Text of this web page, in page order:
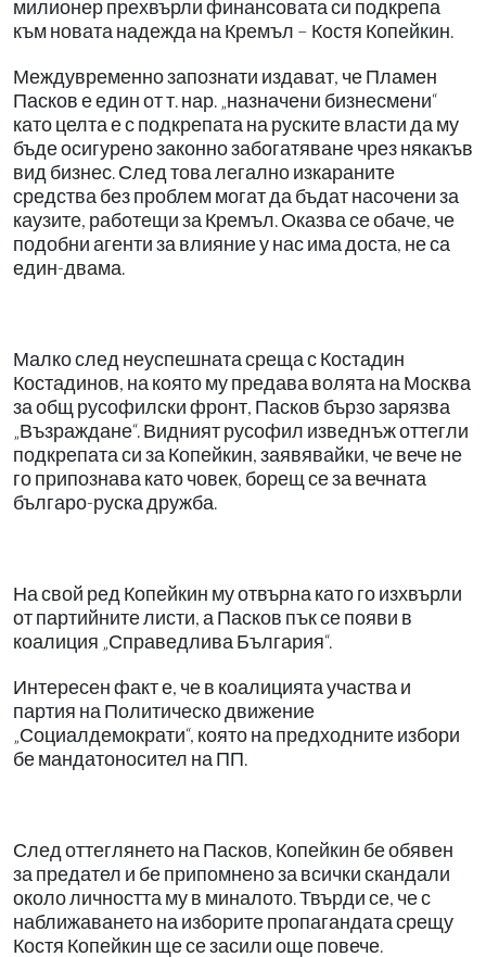
милионер прехвърли финансовата си подкрепа
към новата надежда на Кремъл – Костя Копейкин.
Междувременно запознати издават, че Пламен
Пасков е един от т. нар. „назначени бизнесмени“
като целта е с подкрепата на руските власти да му
бъде осигурено законно забогатяване чрез някакъв
вид бизнес. След това легално изкараните
средства без проблем могат да бъдат насочени за
каузите, работещи за Кремъл. Оказва се обаче, че
подобни агенти за влияние у нас има доста, не са
един-двама.
Малко след неуспешната среща с Костадин
Костадинов, на която му предава волята на Москва
за общ русофилски фронт, Пасков бързо зарязва
„Възраждане“. Видният русофил изведнъж оттегли
подкрепата си за Копейкин, заявявайки, че вече не
го припознава като човек, борещ се за вечната
българо-руска дружба.
На свой ред Копейкин му отвърна като го изхвърли
от партийните листи, а Пасков пък се появи в
коалиция „Справедлива България“.
Интересен факт е, че в коалицията участва и
партия на Политическо движение
„Социалдемократи“, която на предходните избори
бе мандатоносител на ПП.
След оттеглянето на Пасков, Копейкин бе обявен
за предател и бе припомнено за всички скандали
около личността му в миналото. Твърди се, че с
наближаването на изборите пропагандата срещу
Костя Копейкин ще се засили още повече.